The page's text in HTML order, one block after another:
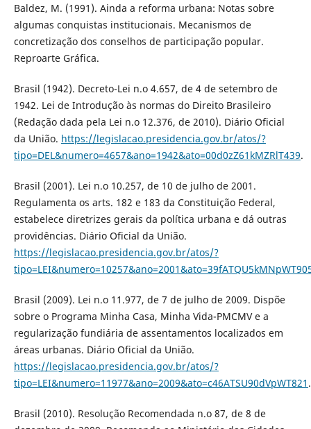
Baldez, M. (1991). Ainda a reforma urbana: Notas sobre
algumas conquistas institucionais. Mecanismos de
concretização dos conselhos de participação popular.
Reproarte Gráfica.
Brasil (1942). Decreto-Lei n.o 4.657, de 4 de setembro de
1942. Lei de Introdução às normas do Direito Brasileiro
(Redação dada pela Lei n.o 12.376, de 2010). Diário Oficial
da União. https://legislacao.presidencia.gov.br/atos/?
tipo=DEL&numero=4657&ano=1942&ato=00d0zZ61kMZRlT439.
Brasil (2001). Lei n.o 10.257, de 10 de julho de 2001.
Regulamenta os arts. 182 e 183 da Constituição Federal,
estabelece diretrizes gerais da política urbana e dá outras
providências. Diário Oficial da União.
https://legislacao.presidencia.gov.br/atos/?
Brasil (2009). Lei n.o 11.977, de 7 de julho de 2009. Dispõe
sobre o Programa Minha Casa, Minha Vida-PMCMV e a
regularização fundiária de assentamentos localizados em
áreas urbanas. Diário Oficial da União.
https://legislacao.presidencia.gov.br/atos/?
tipo=LEI&numero=11977&ano=2009&ato=c46ATSU90dVpWT821 .
Brasil (2010). Resolução Recomendada n.o 87, de 8 de